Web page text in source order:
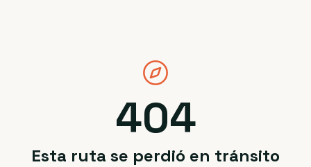
404
Esta ruta se perdió en tránsito